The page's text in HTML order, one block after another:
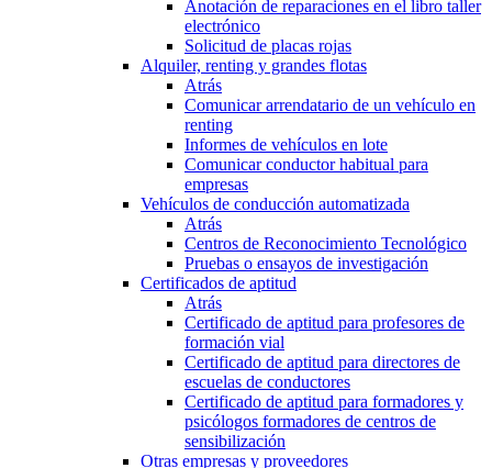
Anotación de reparaciones en el libro taller
electrónico
Solicitud de placas rojas
Alquiler, renting y grandes flotas
Atrás
Comunicar arrendatario de un vehículo en
renting
Informes de vehículos en lote
Comunicar conductor habitual para
empresas
Vehículos de conducción automatizada
Atrás
Centros de Reconocimiento Tecnológico
Pruebas o ensayos de investigación
Certificados de aptitud
Atrás
Certificado de aptitud para profesores de
formación vial
Certificado de aptitud para directores de
escuelas de conductores
Certificado de aptitud para formadores y
psicólogos formadores de centros de
sensibilización
Otras empresas y proveedores